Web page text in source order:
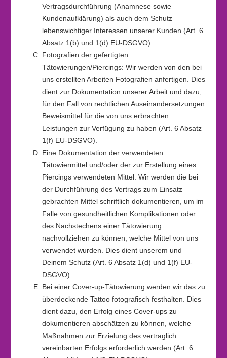
Vertragsdurchführung (Anamnese sowie
Kundenaufklärung) als auch dem Schutz
lebenswichtiger Interessen unserer Kunden (Art. 6
Absatz 1(b) und 1(d) EU-DSGVO).
Fotografien der gefertigten
Tätowierungen/Piercings: Wir werden von den bei
uns erstellten Arbeiten Fotografien anfertigen. Dies
dient zur Dokumentation unserer Arbeit und dazu,
für den Fall von rechtlichen Auseinandersetzungen
Beweismittel für die von uns erbrachten
Leistungen zur Verfügung zu haben (Art. 6 Absatz
1(f) EU-DSGVO).
Eine Dokumentation der verwendeten
Tätowiermittel und/oder der zur Erstellung eines
Piercings verwendeten Mittel: Wir werden die bei
der Durchführung des Vertrags zum Einsatz
gebrachten Mittel schriftlich dokumentieren, um im
Falle von gesundheitlichen Komplikationen oder
des Nachstechens einer Tätowierung
nachvollziehen zu können, welche Mittel von uns
verwendet wurden. Dies dient unserem und
Deinem Schutz (Art. 6 Absatz 1(d) und 1(f) EU-
DSGVO).
Bei einer Cover-up-Tätowierung werden wir das zu
überdeckende Tattoo fotografisch festhalten. Dies
dient dazu, den Erfolg eines Cover-ups zu
dokumentieren abschätzen zu können, welche
Maßnahmen zur Erzielung des vertraglich
vereinbarten Erfolgs erforderlich werden (Art. 6